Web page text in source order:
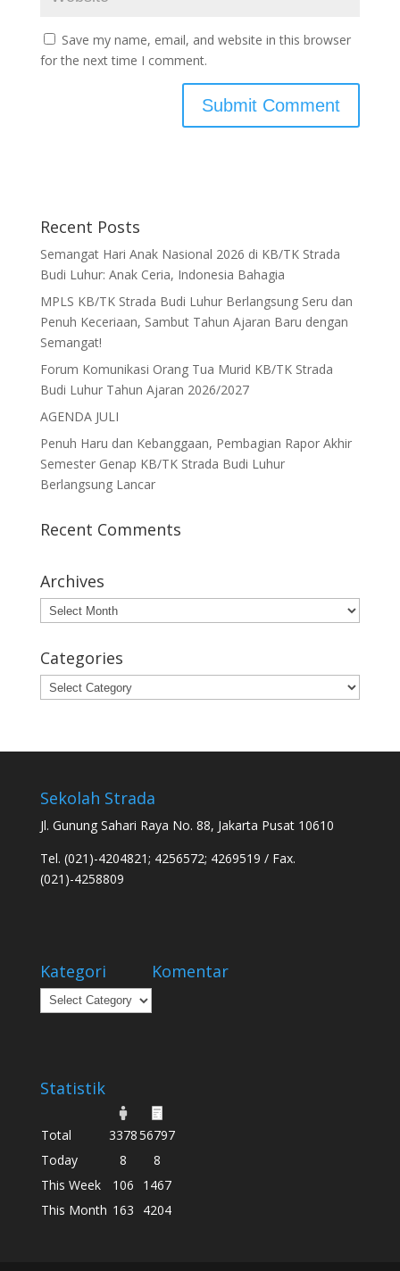
Save my name, email, and website in this browser
for the next time I comment.
Recent Posts
Semangat Hari Anak Nasional 2026 di KB/TK Strada
Budi Luhur: Anak Ceria, Indonesia Bahagia
MPLS KB/TK Strada Budi Luhur Berlangsung Seru dan
Penuh Keceriaan, Sambut Tahun Ajaran Baru dengan
Semangat!
Forum Komunikasi Orang Tua Murid KB/TK Strada
Budi Luhur Tahun Ajaran 2026/2027
AGENDA JULI
Penuh Haru dan Kebanggaan, Pembagian Rapor Akhir
Semester Genap KB/TK Strada Budi Luhur
Berlangsung Lancar
Recent Comments
Archives
Archives
Categories
Categories
Sekolah Strada
Jl. Gunung Sahari Raya No. 88, Jakarta Pusat 10610
Tel. (021)-4204821; 4256572; 4269519 / Fax.
(021)-4258809
Kategori
Kategori
Komentar
Statistik
Total 337856797
Today
8
8
This Week
106
1467
This Month 163 4204